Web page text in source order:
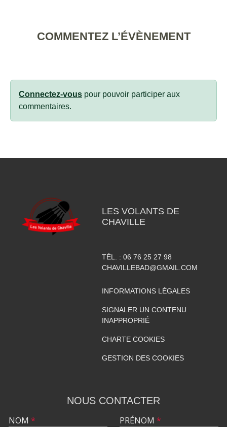
COMMENTEZ L’ÉVÈNEMENT
Connectez-vous pour pouvoir participer aux
commentaires.
LES VOLANTS DE
CHAVILLE
TÉL. : 06 76 25 27 98
CHAVILLEBAD@GMAIL.COM
INFORMATIONS LÉGALES
SIGNALER UN CONTENU
INAPPROPRIÉ
CHARTE COOKIES
GESTION DES COOKIES
NOUS CONTACTER
NOM * PRÉNOM *